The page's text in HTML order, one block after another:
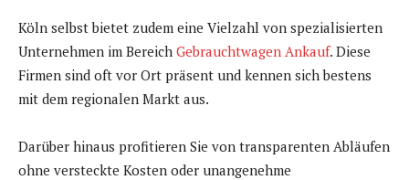
Köln selbst bietet zudem eine Vielzahl von spezialisierten
Unternehmen im Bereich Gebrauchtwagen Ankauf. Diese
Firmen sind oft vor Ort präsent und kennen sich bestens
mit dem regionalen Markt aus.
Darüber hinaus profitieren Sie von transparenten Abläufen
ohne versteckte Kosten oder unangenehme